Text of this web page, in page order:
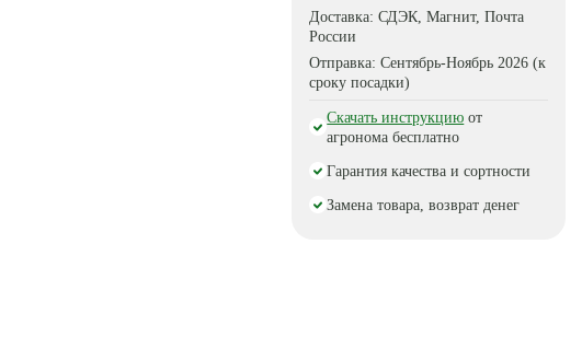
Доставка:СДЭК, Магнит, Почта
России
Отправка:Сентябрь-Ноябрь 2026 (к
сроку посадки)
Скачать инструкцию от
агронома бесплатно
Гарантия качества и сортности
Замена товара, возврат денег